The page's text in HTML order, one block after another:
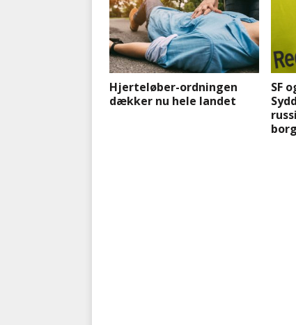
Hjerteløber-ordningen
dækker nu hele landet
SF